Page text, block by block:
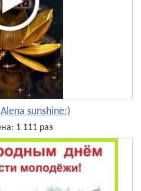
Alena sunshine:)
1 111 раз